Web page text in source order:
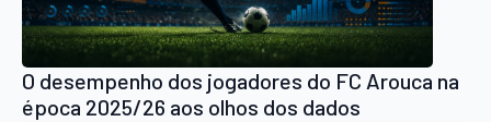
O desempenho dos jogadores do FC Arouca na
época 2025/26 aos olhos dos dados